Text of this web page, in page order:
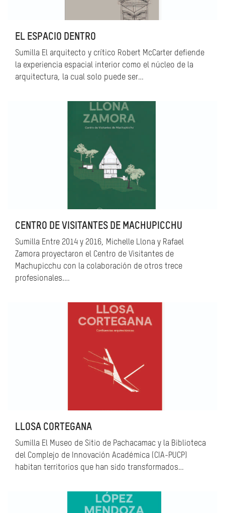
EL ESPACIO DENTRO
Sumilla El arquitecto y crítico Robert McCarter defiende
la experiencia espacial interior como el núcleo de la
arquitectura, la cual solo puede ser…
CENTRO DE VISITANTES DE MACHUPICCHU
Sumilla Entre 2014 y 2016, Michelle Llona y Rafael
Zamora proyectaron el Centro de Visitantes de
Machupicchu con la colaboración de otros trece
profesionales.…
LLOSA CORTEGANA
Sumilla El Museo de Sitio de Pachacamac y la Biblioteca
del Complejo de Innovación Académica (CIA-PUCP)
habitan territorios que han sido transformados…